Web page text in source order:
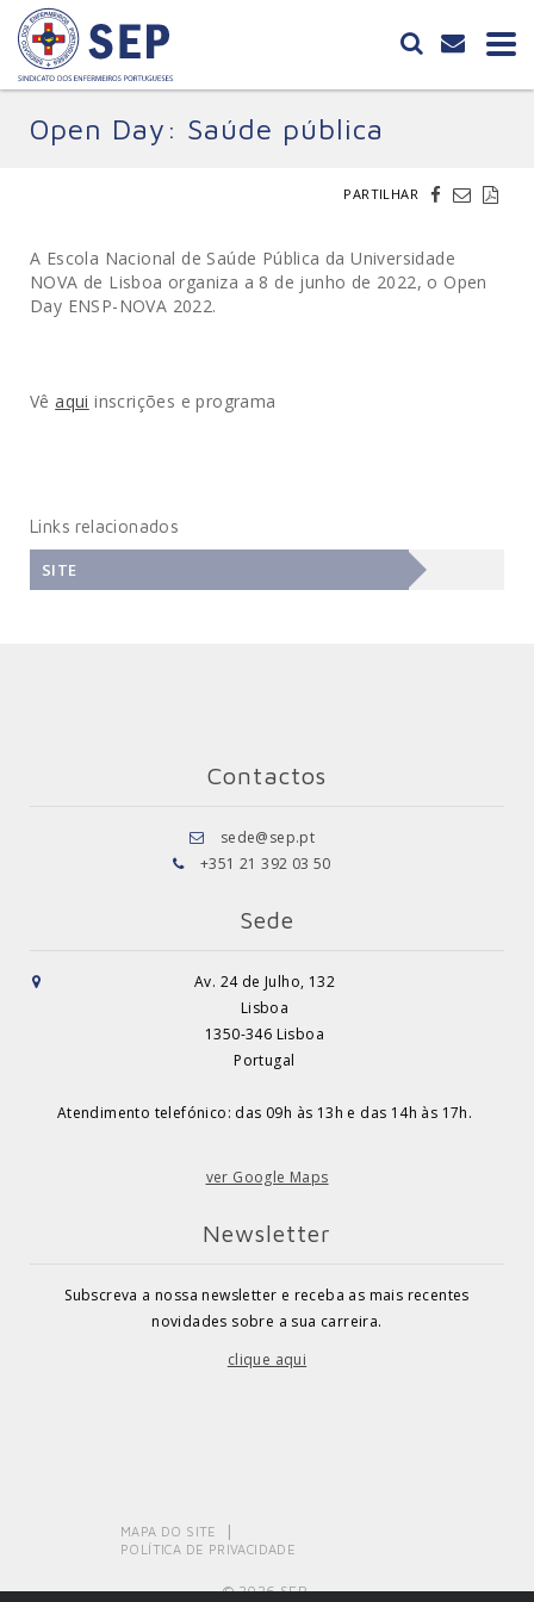
Open Day: Saúde pública
PARTILHAR
A Escola Nacional de Saúde Pública da Universidade
NOVA de Lisboa organiza a 8 de junho de 2022, o Open
Day ENSP-NOVA 2022.
Vêaqui inscrições e programa
Links relacionados
SITE
Contactos
sede@sep.pt
+351 21 392 03 50
Sede
Av. 24 de Julho, 132
Lisboa
1350-346 Lisboa
Portugal
Atendimento telefónico: das 09h às 13h e das 14h às 17h.
ver Google Maps
Newsletter
Subscreva a nossa newsletter e receba as mais recentes
novidades sobre a sua carreira.
clique aqui
MAPA DO SITE
POLÍTICA DE PRIVACIDADE
© 2026 SEP.